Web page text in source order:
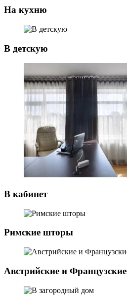
На кухню
В детскую
В кабинет
Римские шторы
Австрийские и Французские